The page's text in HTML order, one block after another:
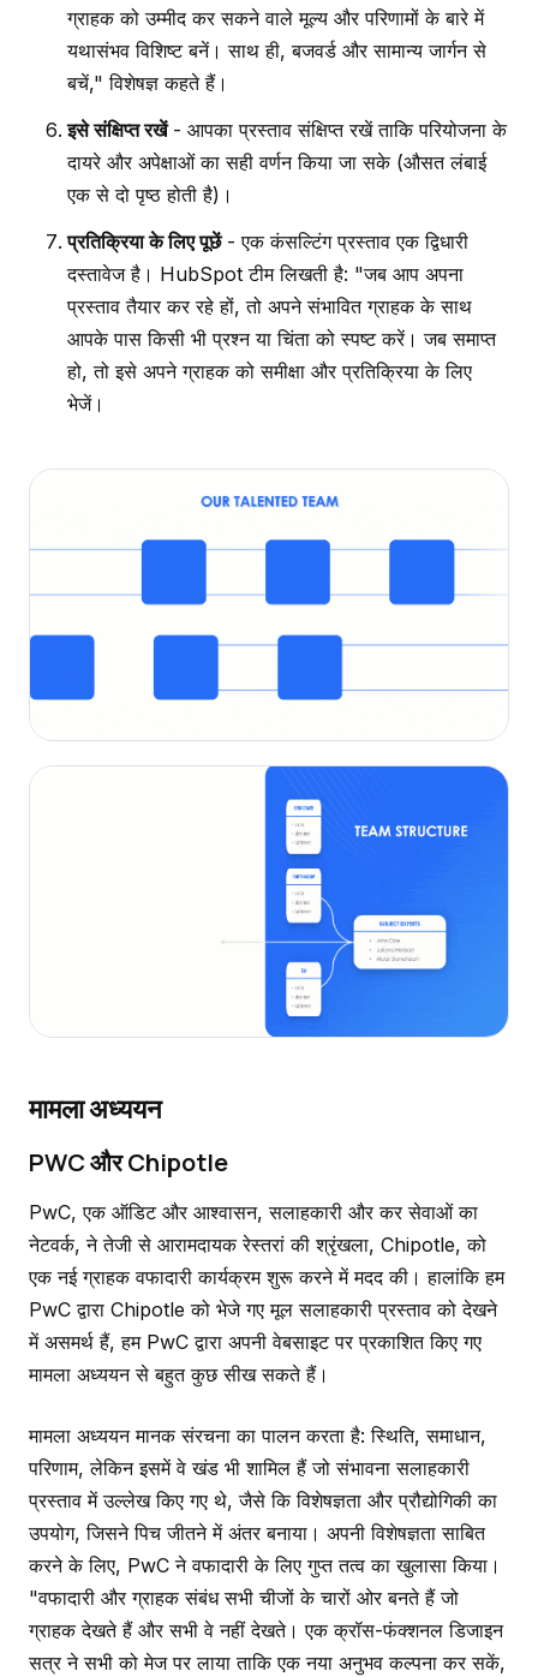
ग्राहक को उम्मीद कर सकने वाले मूल्य और परिणामों के बारे में
यथासंभव विशिष्ट बनें। साथ ही, बजवर्ड और सामान्य जार्गन से
बचें," विशेषज्ञ कहते हैं।
इसे संक्षिप्त रखें- आपका प्रस्ताव संक्षिप्त रखें ताकि परियोजना के
दायरे और अपेक्षाओं का सही वर्णन किया जा सके (औसत लंबाई
एक से दो पृष्ठ होती है)।
प्रतिक्रिया के लिए पूछें- एक कंसल्टिंग प्रस्ताव एक द्विधारी
दस्तावेज है। HubSpot टीम लिखती है: "जब आप अपना
प्रस्ताव तैयार कर रहे हों, तो अपने संभावित ग्राहक के साथ
आपके पास किसी भी प्रश्न या चिंता को स्पष्ट करें। जब समाप्त
हो, तो इसे अपने ग्राहक को समीक्षा और प्रतिक्रिया के लिए
भेजें।
मामला अध्ययन
PWC और Chipotle
PwC, एक ऑडिट और आश्वासन, सलाहकारी और कर सेवाओं का
नेटवर्क, ने तेजी से आरामदायक रेस्तरां की श्रृंखला, Chipotle, को
एक नई ग्राहक वफादारी कार्यक्रम शुरू करने में मदद की। हालांकि हम
PwC द्वारा Chipotle को भेजे गए मूल सलाहकारी प्रस्ताव को देखने
में असमर्थ हैं, हम PwC द्वारा अपनी वेबसाइट पर प्रकाशित किए गए
मामला अध्ययन से बहुत कुछ सीख सकते हैं।
मामला अध्ययन मानक संरचना का पालन करता है: स्थिति, समाधान,
परिणाम, लेकिन इसमें वे खंड भी शामिल हैं जो संभावना सलाहकारी
प्रस्ताव में उल्लेख किए गए थे, जैसे कि विशेषज्ञता और प्रौद्योगिकी का
उपयोग, जिसने पिच जीतने में अंतर बनाया। अपनी विशेषज्ञता साबित
करने के लिए, PwC ने वफादारी के लिए गुप्त तत्व का खुलासा किया।
"वफादारी और ग्राहक संबंध सभी चीजों के चारों ओर बनते हैं जो
ग्राहक देखते हैं और सभी वे नहीं देखते। एक क्रॉस-फंक्शनल डिजाइन
सत्र ने सभी को मेज पर लाया ताकि एक नया अनुभव कल्पना कर सकें,